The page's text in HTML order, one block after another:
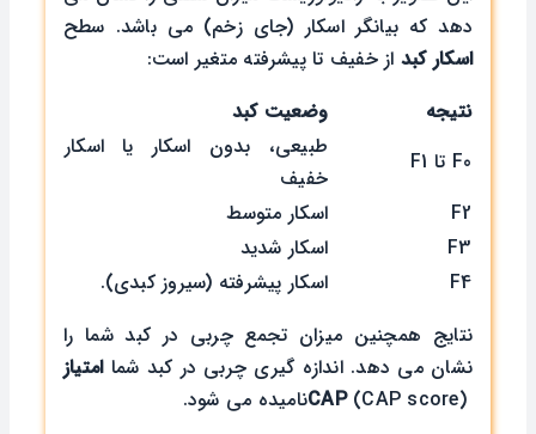
دهد که بیانگر اسکار (جای زخم) می باشد. سطح
اسکار کبداز خفیف تا پیشرفته متغیر است:
نتیجه
وضعیت کبد
F0 تا F1
طبیعی، بدون اسکار یا اسکار
خفیف
F2
اسکار متوسط
F3
اسکار شدید
F4
اسکار پیشرفته (سیروز کبدی).
نتایج همچنین میزان تجمع چربی در کبد شما را
نشان می دهد. اندازه گیری چربی در کبد شماامتیاز
CAPنامیده می شود.